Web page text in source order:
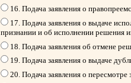
16. Подача заявления о
17. Подача заявления о выдаче
признании и об исполнении решения
18. Подача заявления об отмене
19. Подача заявления о выдаче
20. Подача заявления о